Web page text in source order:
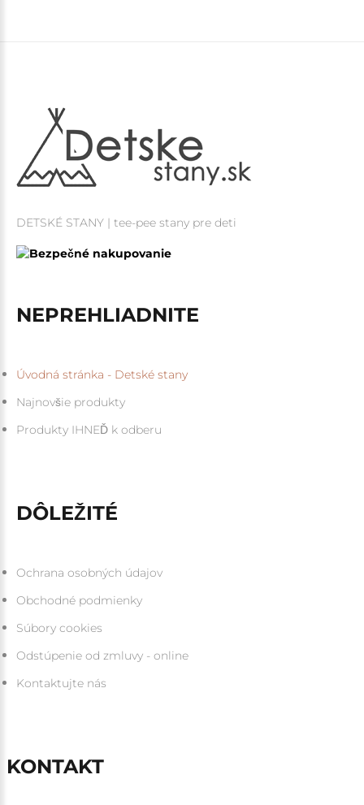
DETSKÉ STANY | tee-pee stany pre deti
NEPREHLIADNITE
Úvodná stránka - Detské stany
Najnovšie produkty
Produkty IHNEĎ k odberu
DÔLEŽITÉ
Ochrana osobných údajov
Obchodné podmienky
Súbory cookies
Odstúpenie od zmluvy - online
Kontaktujte nás
KONTAKT